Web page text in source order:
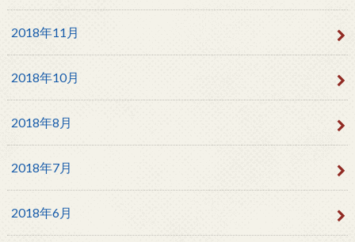
2018年11月
2018年10月
2018年8月
2018年7月
2018年6月